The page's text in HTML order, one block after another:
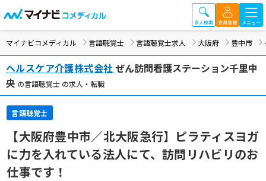
マイナビコメディカル 言語聴覚士 言語聴覚士求人 大阪府 豊中市
ヘルスケア介護株式会社ぜん訪問看護ステーション千里中
央 の言語聴覚士 の求人・転職
言語聴覚士
【大阪府豊中市／北大阪急行】ピラティスヨガ
に力を入れている法人にて、訪問リハビリのお
仕事です！